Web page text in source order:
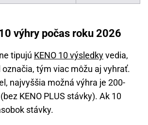
výhry počas roku 2026
tipujú KENO 10 výsledkyvedia,
tým viac môžu aj vyhrať.
najvyššia možná výhra je 200-
KENO PLUS stávky). Ak 10
stávky.